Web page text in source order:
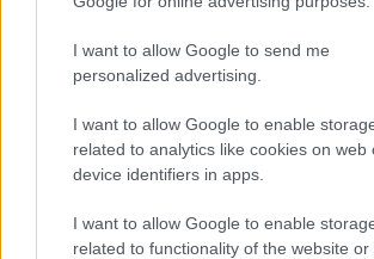
I want to allow Google to send me
personalized advertising.
I want to allow Google to enable
related to analytics like cookies on web
device identifiers in apps.
I want to allow Google to enable
related to functionality of the website or
ZÁHRADA